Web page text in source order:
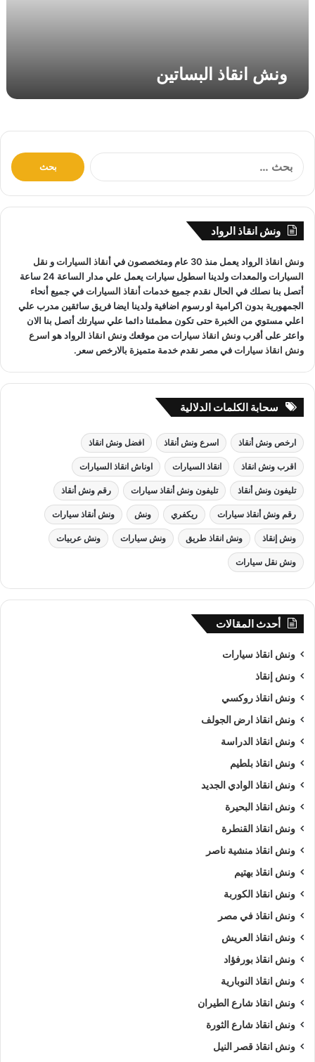
ت
ونش انقاذ البساتين
:
ونش انقاذ الرواد
ونش انقاذ الرواد يعمل منذ 30 عام ومتخصصون في أنقاذ السياراتو نقل
السيارات
والمعدات ولدينا اسطول سيارات يعمل علي مدار الساعة 24 ساعة
أتصل بنا نصلك في الحال نقدم جميع خدماتأنقاذ السياراتفي جميع أنحاء
الجمهورية بدون اكرامية او رسوم اضافية ولدينا ايضا فريق سائقين مدرب علي
اعلي مستوي من الخبرة حتى تكون مطمئنا دائما علي سيارتك أتصل بنا الان
واعثر علىأقرب ونش انقاذ سياراتمن موقعك ونش انقاذ الرواد هو اسرع
ونش انقاذ سياراتفي مصر نقدم خدمة متميزة بالارخص سعر.
سحابة الكلمات الدلالية
ارخص ونش أنقاذ اسرع ونش أنقاذ افضل ونش انقاذ
اقرب ونش انقاذ انقاذ السيارات اوناش انقاذ السيارات
تليفون ونش أنقاذ تليفون ونش أنقاذ سيارات رقم ونش أنقاذ
رقم ونش أنقاذ سيارات ريكفري ونش ونش أنقاذ سيارات
ونش إنقاذ ونش انقاذ طريق ونش سيارات ونش عربيات
ونش نقل سيارات
أحدث المقالات
ونش انقاذ سيارات
ونش إنقاذ
ونش انقاذ روكسي
ونش انقاذ ارض الجولف
ونش انقاذ الدراسة
ونش انقاذ بلطيم
ونش انقاذ الوادي الجديد
ونش انقاذ البحيرة
ونش انقاذ القنطرة
ونش انقاذ منشية ناصر
ونش انقاذ بهتيم
ونش انقاذ الكوربة
ونش انقاذ في مصر
ونش انقاذ العريش
ونش انقاذ بورفؤاد
ونش انقاذ النوبارية
ونش انقاذ شارع الطيران
ونش انقاذ شارع الثورة
ونش انقاذ قصر النيل